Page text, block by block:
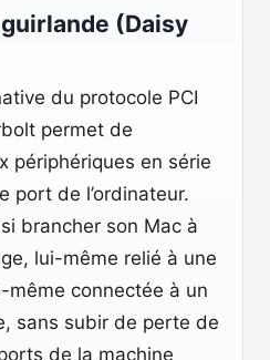
(Daisy
du protocole PCI
permet de
périphériques en série
port de l’ordinateur.
brancher son Mac à
lui-même relié à une
connectée à un
sans subir de perte de
de la machine